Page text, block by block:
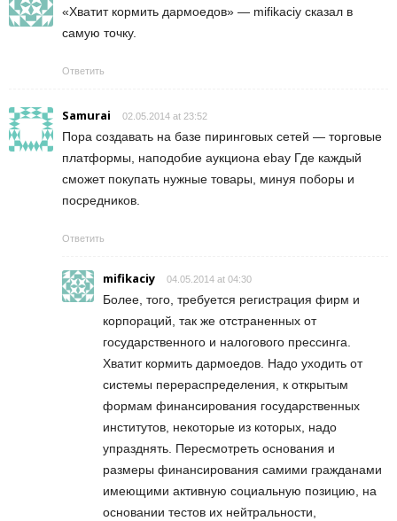
«Хватит кормить дармоедов» — mifikaciy сказал в
самую точку.
Ответить
Samurai 02.05.2014 at 23:52
Пора создавать на базе пиринговых сетей — торговые
платформы, наподобие аукциона ebay Где каждый
сможет покупать нужные товары, минуя поборы и
посредников.
Ответить
mifikaciy 04.05.2014 at 04:30
Более, того, требуется регистрация фирм и
корпораций, так же отстраненных от
государственного и налогового прессинга.
Хватит кормить дармоедов. Надо уходить от
системы перераспределения, к открытым
формам финансирования государственных
институтов, некоторые из которых, надо
упразднять. Пересмотреть основания и
размеры финансирования самими гражданами
имеющими активную социальную позицию, на
основании тестов их нейтральности,